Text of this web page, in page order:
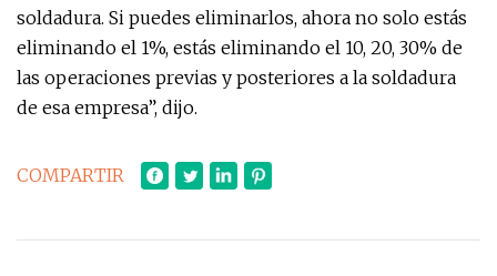
soldadura. Si puedes eliminarlos, ahora no solo estás
eliminando el 1%, estás eliminando el 10, 20, 30% de
las operaciones previas y posteriores a la soldadura
de esa empresa”, dijo.
COMPARTIR